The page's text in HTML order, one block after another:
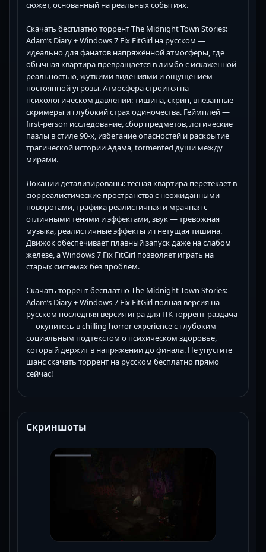
сюжет, основанный на реальных событиях.
Скачать бесплатно торрент The Midnight Town Stories:
Adam’s Diary + Windows 7 Fix FitGirl на русском —
идеально для фанатов напряжённой атмосферы, где
обычная квартира превращается в лимбо с искажённой
реальностью, жуткими видениями и ощущением
постоянной угрозы. Атмосфера строится на
психологическом давлении: тишина, скрип, внезапные
скримеры и глубокий страх одиночества. Геймплей —
first-person исследование, сбор предметов, логические
пазлы в стиле 90-х, избегание опасностей и раскрытие
трагической истории Адама, tormented души между
мирами.
Локации детализированы: тесная квартира перетекает в
сюрреалистические пространства с неожиданными
поворотами, графика реалистичная и мрачная с
отличными тенями и эффектами, звук — тревожная
музыка, реалистичные эффекты и гнетущая тишина.
Движок обеспечивает плавный запуск даже на слабом
железе, а Windows 7 Fix FitGirl позволяет играть на
старых системах без проблем.
Скачать торрент бесплатно The Midnight Town Stories:
Adam’s Diary + Windows 7 Fix FitGirl полная версия на
русском последняя версия игра для ПК торрент-раздача
— окунитесь в chilling horror experience с глубоким
социальным подтекстом о психическом здоровье,
который держит в напряжении до финала. Не упустите
шанс скачать торрент на русском бесплатно прямо
сейчас!
Скриншоты